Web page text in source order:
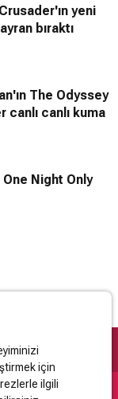
yeni
bıraktı
The Odyssey
canlı kuma
Night Only
için
ilgili